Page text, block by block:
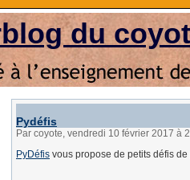
du
Pydéfis
Par coyote, vendredi 10 février 2017 à
PyDéfis vous propose de petits défis